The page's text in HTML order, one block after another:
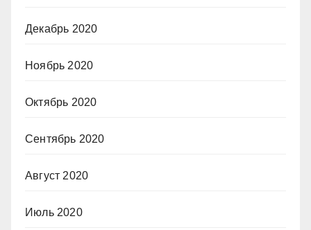
Декабрь 2020
Ноябрь 2020
Октябрь 2020
Сентябрь 2020
Август 2020
Июль 2020